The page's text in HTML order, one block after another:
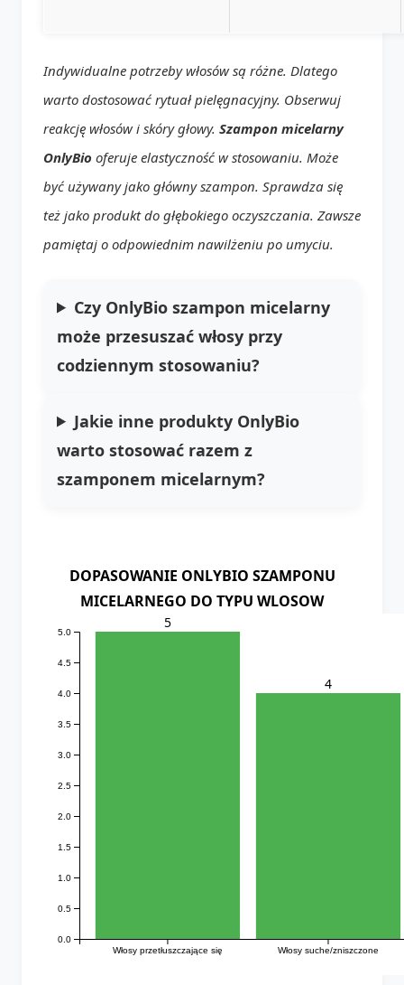
Indywidualne potrzeby włosów są różne. Dlatego
warto dostosować rytuał pielęgnacyjny. Obserwuj
reakcję włosów i skóry głowy. Szampon micelarny
OnlyBio oferuje elastyczność w stosowaniu. Może
być używany jako główny szampon. Sprawdza się
też jako produkt do głębokiego oczyszczania. Zawsze
pamiętaj o odpowiednim nawilżeniu po umyciu.
Czy OnlyBio szampon micelarny
może przesuszać włosy przy
codziennym stosowaniu?
Jakie inne produkty OnlyBio
warto stosować razem z
szamponem micelarnym?
DOPASOWANIE ONLYBIO SZAMPONU
MICELARNEGO DO TYPU WLOSOW
Włosy przetłuszczające się Włosy suche/zniszczone
0.0
0.5
1.0
1.5
2.0
2.5
3.0
3.5
4.0
4.5
5.0
5
4